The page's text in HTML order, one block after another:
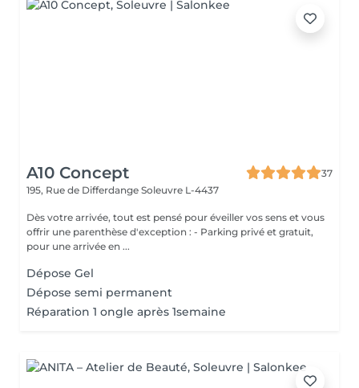
A10 Concept
37
195, Rue de Differdange Soleuvre L-4437
Dès votre arrivée, tout est pensé pour éveiller vos sens et vous
offrir une parenthèse d'exception : - Parking privé et gratuit,
pour une arrivée en ...
Dépose Gel
Dépose semi permanent
Réparation 1 ongle après 1semaine